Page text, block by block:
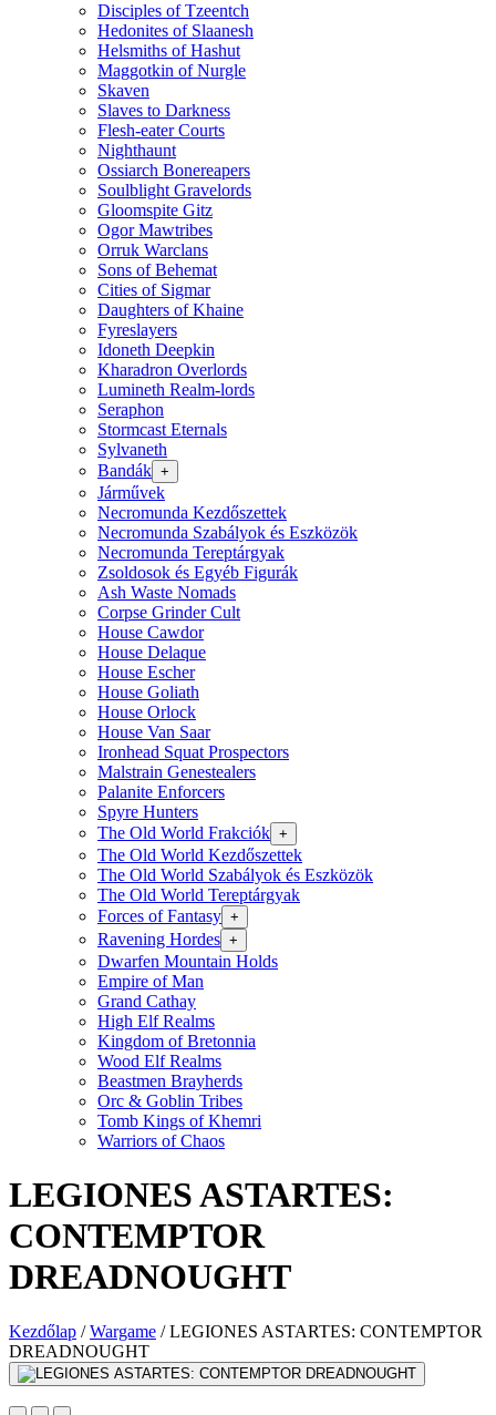
Disciples of Tzeentch
Hedonites of Slaanesh
Helsmiths of Hashut
Maggotkin of Nurgle
Skaven
Slaves to Darkness
Flesh-eater Courts
Nighthaunt
Ossiarch Bonereapers
Soulblight Gravelords
Gloomspite Gitz
Ogor Mawtribes
Orruk Warclans
Sons of Behemat
Cities of Sigmar
Daughters of Khaine
Fyreslayers
Idoneth Deepkin
Kharadron Overlords
Lumineth Realm-lords
Seraphon
Stormcast Eternals
Sylvaneth
Bandák +
Járművek
Necromunda Kezdőszettek
Necromunda Szabályok és Eszközök
Necromunda Tereptárgyak
Zsoldosok és Egyéb Figurák
Ash Waste Nomads
Corpse Grinder Cult
House Cawdor
House Delaque
House Escher
House Goliath
House Orlock
House Van Saar
Ironhead Squat Prospectors
Malstrain Genestealers
Palanite Enforcers
Spyre Hunters
The Old World Frakciók +
The Old World Kezdőszettek
The Old World Szabályok és Eszközök
The Old World Tereptárgyak
Forces of Fantasy +
Ravening Hordes +
Dwarfen Mountain Holds
Empire of Man
Grand Cathay
High Elf Realms
Kingdom of Bretonnia
Wood Elf Realms
Beastmen Brayherds
Orc & Goblin Tribes
Tomb Kings of Khemri
Warriors of Chaos
LEGIONES ASTARTES:
CONTEMPTOR
DREADNOUGHT
Kezdőlap / Wargame /LEGIONES ASTARTES: CONTEMPTOR
DREADNOUGHT